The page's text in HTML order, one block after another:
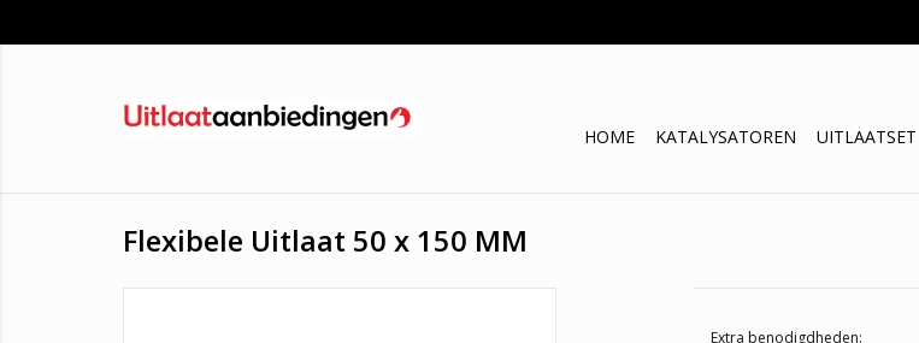
HOME KATALYSATOREN UITLAATSET
Flexibele Uitlaat 50 x 150 MM
Extra benodigdheden: